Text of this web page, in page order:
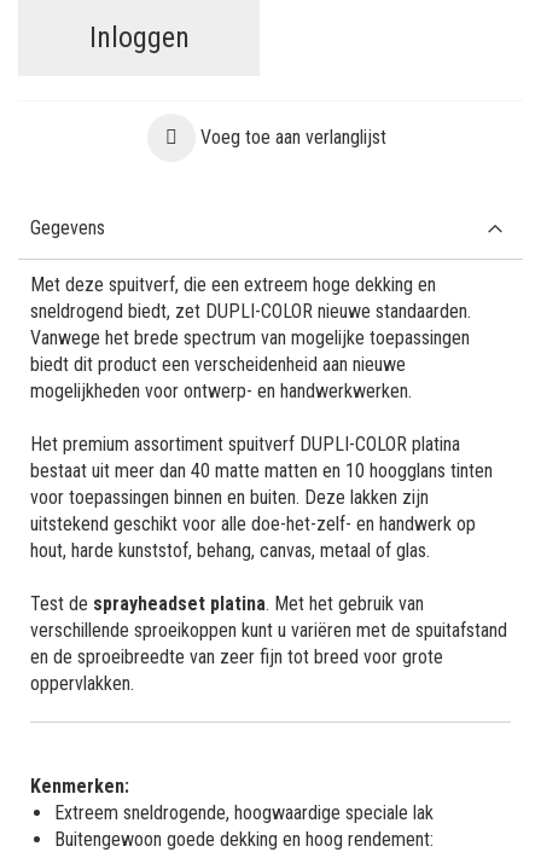
Inloggen
Voeg toe aan verlanglijst
Gegevens
Met deze spuitverf, die een extreem hoge dekking en
sneldrogend biedt, zet DUPLI-COLOR nieuwe standaarden.
Vanwege het brede spectrum van mogelijke toepassingen
biedt dit product een verscheidenheid aan nieuwe
mogelijkheden voor ontwerp- en handwerkwerken.
Het premium assortiment spuitverf DUPLI-COLOR platina
bestaat uit meer dan 40 matte matten en 10 hoogglans tinten
voor toepassingen binnen en buiten. Deze lakken zijn
uitstekend geschikt voor alle doe-het-zelf- en handwerk op
hout, harde kunststof, behang, canvas, metaal of glas.
Test de sprayheadset platina. Met het gebruik van
verschillende sproeikoppen kunt u variëren met de spuitafstand
en de sproeibreedte van zeer fijn tot breed voor grote
oppervlakken.
Kenmerken:
Extreem sneldrogende, hoogwaardige speciale lak
Buitengewoon goede dekking en hoog rendement: